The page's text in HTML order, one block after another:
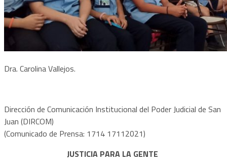
Dra. Carolina Vallejos.
Dirección de Comunicación Institucional del Poder Judicial de San
Juan (DIRCOM)
(Comunicado de Prensa: 1714 17112021)
JUSTICIA PARA LA GENTE